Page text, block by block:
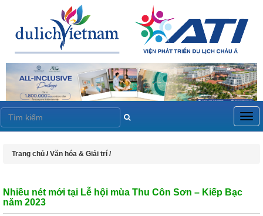
Trang chủ /Văn hóa & Giải trí /
Nhiều nét mới tại Lễ hội mùa Thu Côn Sơn – Kiếp Bạc
năm 2023